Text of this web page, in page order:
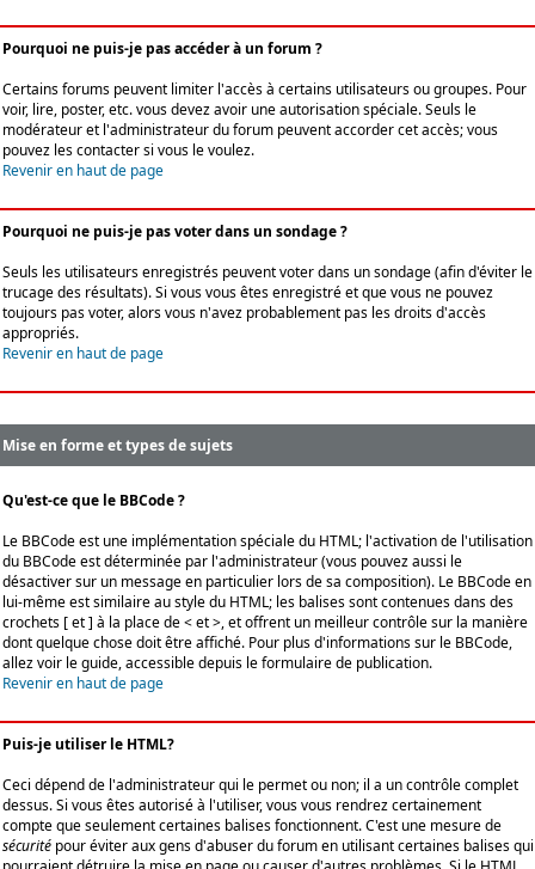
Pourquoi ne puis-je pas accéder à un forum ?
Certains forums peuvent limiter l'accès à certains utilisateurs ou groupes. Pour
voir, lire, poster, etc. vous devez avoir une autorisation spéciale. Seuls le
modérateur et l'administrateur du forum peuvent accorder cet accès; vous
pouvez les contacter si vous le voulez.
Revenir en haut de page
Pourquoi ne puis-je pas voter dans un sondage ?
Seuls les utilisateurs enregistrés peuvent voter dans un sondage (afin d'éviter le
trucage des résultats). Si vous vous êtes enregistré et que vous ne pouvez
toujours pas voter, alors vous n'avez probablement pas les droits d'accès
appropriés.
Revenir en haut de page
Mise en forme et types de sujets
Qu'est-ce que le BBCode ?
Le BBCode est une implémentation spéciale du HTML; l'activation de l'utilisation
du BBCode est déterminée par l'administrateur (vous pouvez aussi le
désactiver sur un message en particulier lors de sa composition). Le BBCode en
lui-même est similaire au style du HTML; les balises sont contenues dans des
crochets [ et ] à la place de < et >, et offrent un meilleur contrôle sur la manière
dont quelque chose doit être affiché. Pour plus d'informations sur le BBCode,
allez voir le guide, accessible depuis le formulaire de publication.
Revenir en haut de page
Puis-je utiliser le HTML?
Ceci dépend de l'administrateur qui le permet ou non; il a un contrôle complet
dessus. Si vous êtes autorisé à l'utiliser, vous vous rendrez certainement
compte que seulement certaines balises fonctionnent. C'est une mesure de
sécurité pour éviter aux gens d'abuser du forum en utilisant certaines balises qui